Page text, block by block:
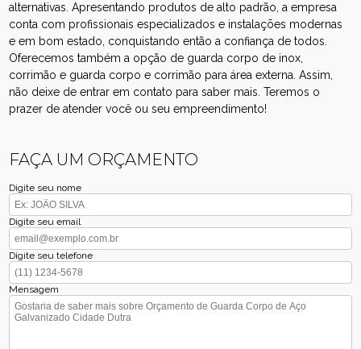
alternativas. Apresentando produtos de alto padrão, a empresa
conta com profissionais especializados e instalações modernas
e em bom estado, conquistando então a confiança de todos.
Oferecemos também a opção de guarda corpo de inox,
corrimão e guarda corpo e corrimão para área externa. Assim,
não deixe de entrar em contato para saber mais. Teremos o
prazer de atender você ou seu empreendimento!
FAÇA UM ORÇAMENTO
Digite seu nome
Digite seu email
Digite seu telefone
Mensagem